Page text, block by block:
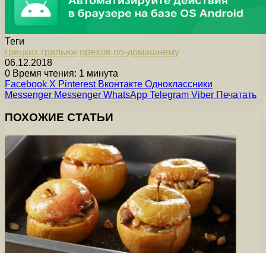
Теги
грецких грильяж орехов по-домашнему
06.12.2018
0 Время чтения: 1 минута
Facebook X Pinterest Вконтакте Одноклассники
Messenger Messenger WhatsApp Telegram Viber Печатать
ПОХОЖИЕ СТАТЬИ